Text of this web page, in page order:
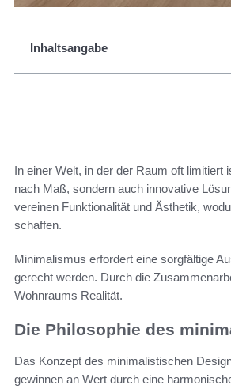
Inhaltsangabe
In einer Welt, in der der Raum oft limitiert
nach Maß, sondern auch innovative
vereinen Funktionalität und Ästhetik,
schaffen.
Minimalismus erfordert eine sorgfältige
gerecht werden. Durch die
Wohnraums Realität.
Die Philosophie des
Das Konzept des minimalistischen
gewinnen an Wert durch eine